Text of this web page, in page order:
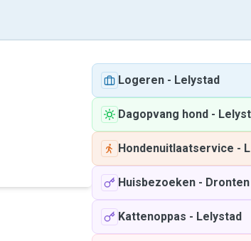
Logeren - Lelystad
Dagopvang hond -
Hondenuitlaatservice -
Huisbezoeken - Dronten
Kattenoppas - Lelystad